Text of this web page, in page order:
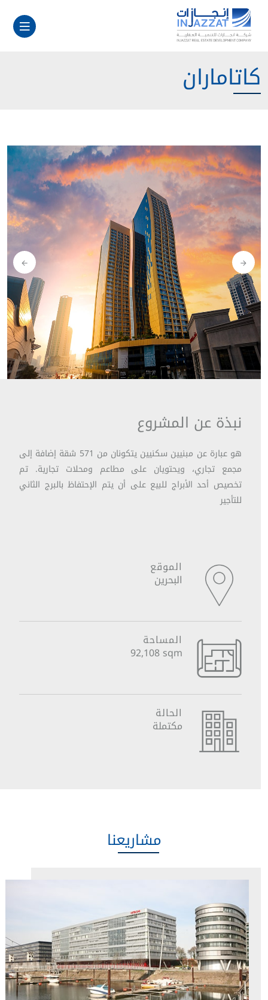
كاتاماران
نبذة عن المشروع
هو عبارة عن مبنيين سكنيين يتكونان من 571 شقة إضافة إلى
مجمع تجاري، ويحتويان على مطاعم ومحلات تجارية. تم
تخصيص أحد الأبراج للبيع على أن يتم الإحتفاظ بالبرج الثاني
للتأجير
الموقع
البحرين
المساحة
92,108 sqm
الحالة
مكتملة
مشاريعنا